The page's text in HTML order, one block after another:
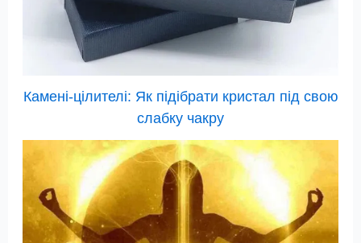
Камені-цілителі: Як підібрати кристал під свою
слабку чакру